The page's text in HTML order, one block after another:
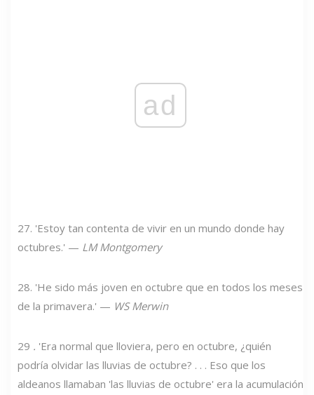
ad
27. 'Estoy tan contenta de vivir en un mundo donde hay
octubres.' — LM Montgomery
28. 'He sido más joven en octubre que en todos los meses
de la primavera.' — WS Merwin
29 . 'Era normal que lloviera, pero en octubre, ¿quién
podría olvidar las lluvias de octubre? . . . Eso que los
aldeanos llamaban 'las lluvias de octubre' era la acumulación